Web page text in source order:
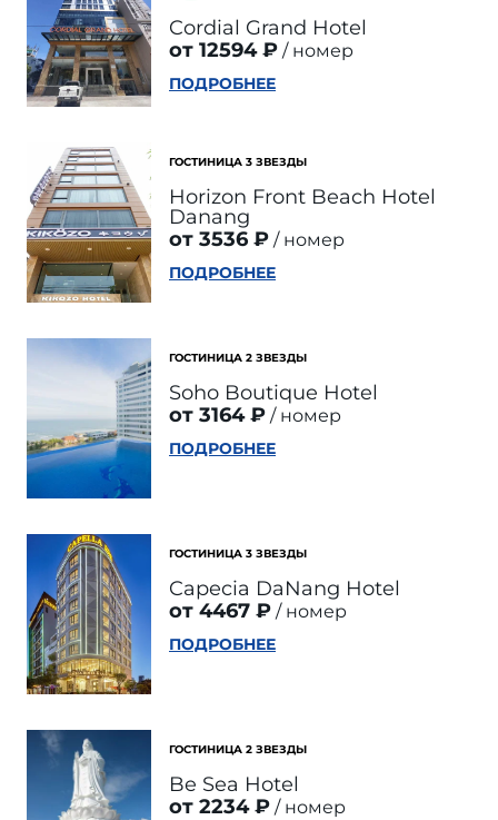
Cordial Grand Hotel
от 12594 ₽
номер
ПОДРОБНЕЕ
ГОСТИНИЦА 3 ЗВЕЗДЫ
Horizon Front Beach Hotel
Danang
от 3536 ₽
номер
ПОДРОБНЕЕ
ГОСТИНИЦА 2 ЗВЕЗДЫ
Soho Boutique Hotel
от 3164 ₽
номер
ПОДРОБНЕЕ
ГОСТИНИЦА 3 ЗВЕЗДЫ
Capecia DaNang Hotel
от 4467 ₽
номер
ПОДРОБНЕЕ
ГОСТИНИЦА 2 ЗВЕЗДЫ
Be Sea Hotel
от 2234 ₽
номер